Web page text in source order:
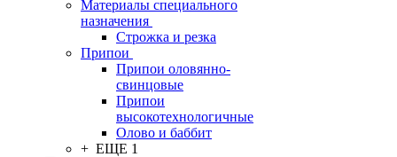
Материалы специального
назначения
Строжка и резка
Припои
Припои оловянно-
свинцовые
Припои
высокотехнологичные
Олово и баббит
+ ЕЩЕ 1